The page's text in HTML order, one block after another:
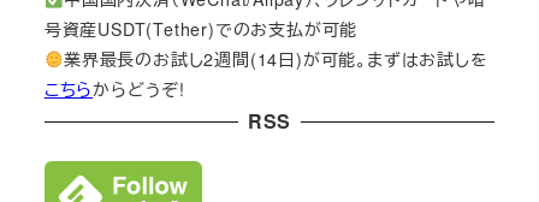
号資産USDT(Tether)でのお支払が可能
業界最長のお試し2週間(14日)が可能。まずはお試しを
こちらからどうぞ!
RSS